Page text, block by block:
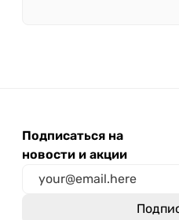
Подписаться на
новости и акции